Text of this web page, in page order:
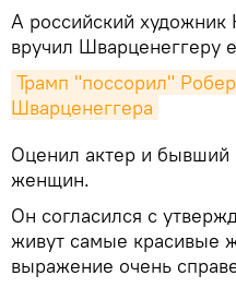
А российский
вручил Шварценеггеру
Трамп "поссорил"
Шварценеггера
Оценил актер и бывший
женщин.
Он согласился с
живут самые красивые
выражение очень